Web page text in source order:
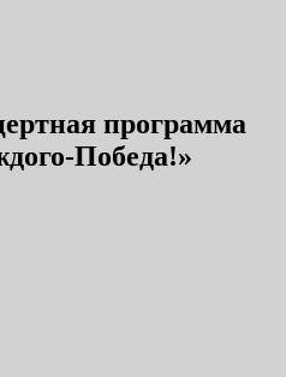
программа
Победа!»